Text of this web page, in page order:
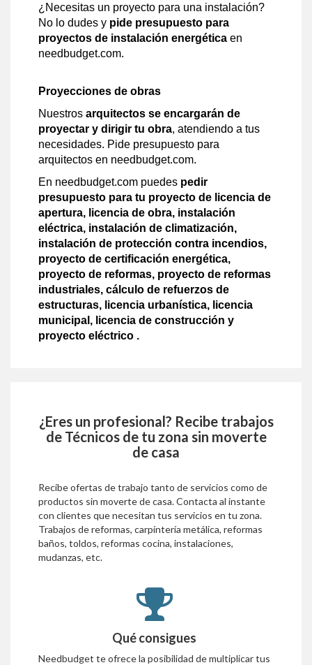
¿Necesitas un proyecto para una instalación?
No lo dudes y pide presupuesto para
proyectos de instalación energética en
needbudget.com.
Proyecciones de obras
Nuestros arquitectos se encargarán de
proyectar y dirigir tu obra, atendiendo a tus
necesidades. Pide presupuesto para
arquitectos en needbudget.com.
En needbudget.com puedes pedir
presupuesto para tu proyecto de licencia de
apertura, licencia de obra, instalación
eléctrica, instalación de climatización,
instalación de protección contra incendios,
proyecto de certificación energética,
proyecto de reformas, proyecto de reformas
industriales, cálculo de refuerzos de
estructuras, licencia urbanística, licencia
municipal, licencia de construcción y
proyecto eléctrico .
¿Eres un profesional? Recibe trabajos
de Técnicosde tu zona sin moverte
de casa
Recibe ofertas de trabajo tanto de servicios como de
productos sin moverte de casa. Contacta al instante
con clientes que necesitan tus servicios en tu zona.
Trabajos de reformas, carpíntería metálica, reformas
baños, toldos, reformas cocina, instalaciones,
mudanzas, etc.
Qué consigues
Needbudget te ofrece la posibilidad de multiplicar tus